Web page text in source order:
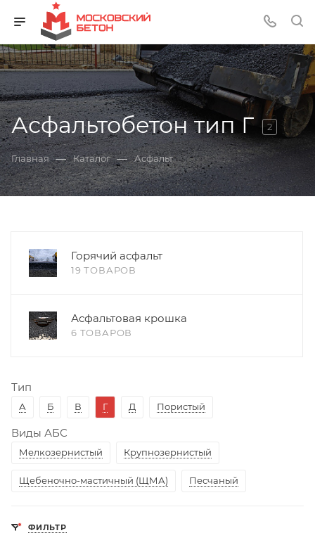
Асфальтобетон тип Г 2
Главная — Каталог — Асфальт
Горячий асфальт
19 ТОВАРОВ
Асфальтовая крошка
6 ТОВАРОВ
Тип
А Б В Г Д Пористый
Виды АБС
Мелкозернистый Крупнозернистый
Щебеночно-мастичный (ЩМА) Песчаный
ФИЛЬТР